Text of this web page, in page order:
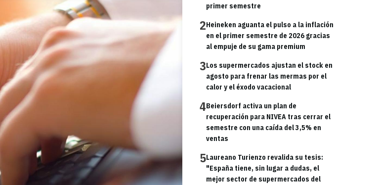
primer semestre
2Heineken aguanta el pulso a la inflación
en el primer semestre de 2026 gracias
al empuje de su gama premium
3Los supermercados ajustan el stock en
agosto para frenar las mermas por el
calor y el éxodo vacacional
4Beiersdorf activa un plan de
recuperación para NIVEA tras cerrar el
semestre con una caída del 3,5% en
ventas
5Laureano Turienzo revalida su tesis:
"España tiene, sin lugar a dudas, el
mejor sector de supermercados del